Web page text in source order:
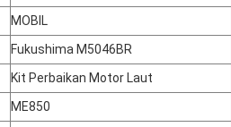
MOBIL
Fukushima M5046BR
Kit Perbaikan Motor Laut
ME850